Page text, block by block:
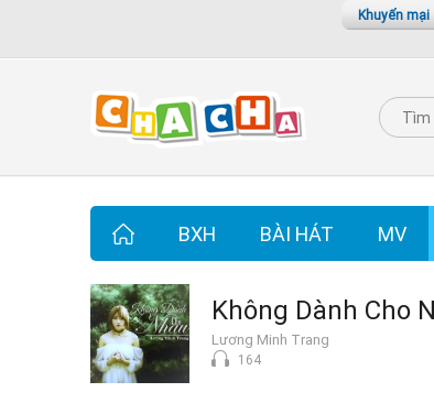
Khuyến mại
BXH BÀI HÁT MV
Không Dành Cho
Lương Minh Trang
164